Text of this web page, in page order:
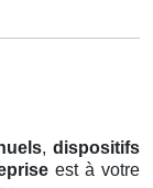
,dispositifs
est à votre